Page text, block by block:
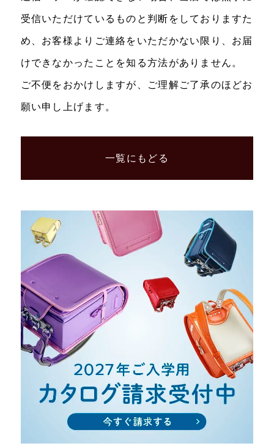
受信いただけているものと判断をしておりますた
め、お客様よりご連絡をいただかない限り、お届
けできなかったことを知る方法がありません。
ご不便をおかけしますが、ご理解ご了承のほどお
願い申し上げます。
一覧にもどる